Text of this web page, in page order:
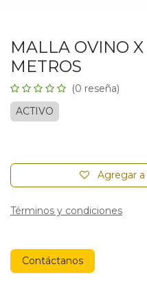
MALLA OVINO X
METROS
(0 reseña)
ACTIVO
Agregar a
Términos y condiciones
Contáctanos